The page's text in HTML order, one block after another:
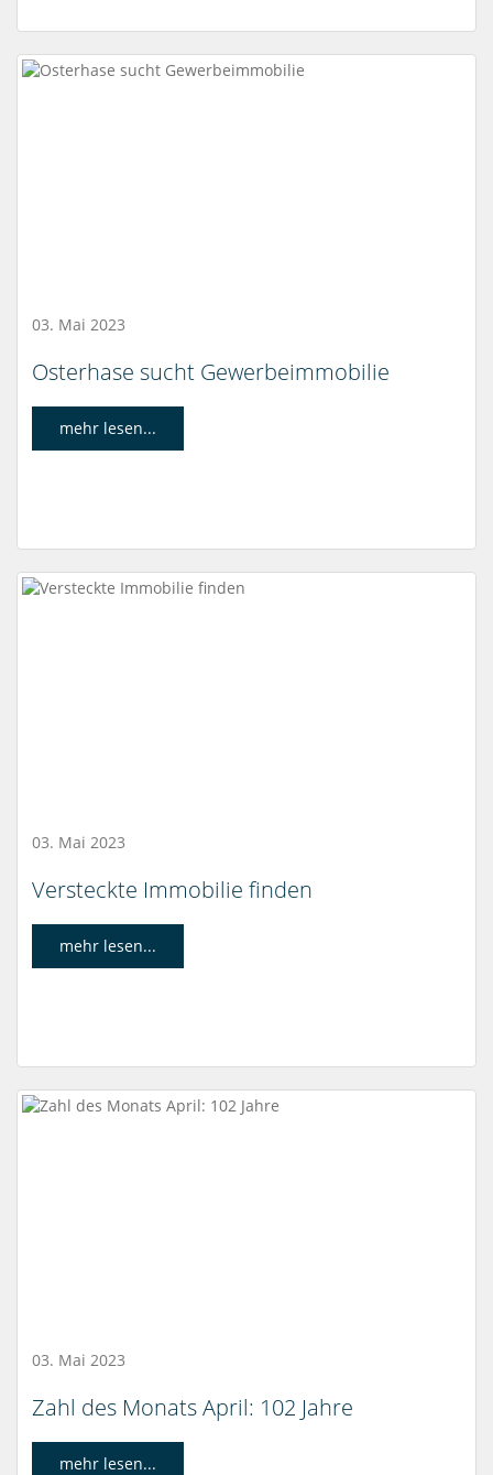
03. Mai 2023
Osterhase sucht Gewerbeimmobilie
mehr lesen...
03. Mai 2023
Versteckte Immobilie finden
mehr lesen...
03. Mai 2023
Zahl des Monats April: 102 Jahre
mehr lesen...